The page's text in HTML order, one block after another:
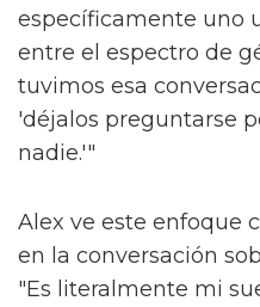
específicamente uno
entre el espectro de
tuvimos esa
'déjalos preguntarse
nadie.'"
Alex ve este enfoque
en la conversación
"Es literalmente mi